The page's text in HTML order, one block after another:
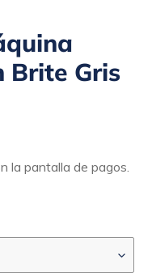
Brite Gris
la pantalla de pagos.